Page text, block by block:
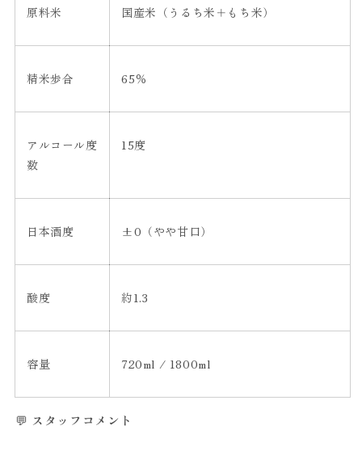
原料米 国産米（うるち米＋もち米）
精米歩合 65％
アルコール度
数
15度
日本酒度 ±0 （やや甘口）
酸度 約1.3
容量 720ml / 1800ml
💬 スタッフコメント